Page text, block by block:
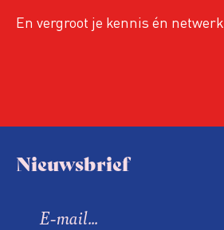
En vergroot je kennis én netwerk
Nieuwsbrief